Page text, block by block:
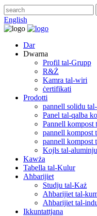
English
Dar
Dwarna
Profil tal-Grupp
R&Ż
Kamra tal-wiri
ċertifikati
Prodotti
pannell solidu
Panel tal-qalba
Pannell kompost
pannell kompost
pannell kompost
Kojls tal-aluminju
Kawża
Tabella tal-Kulur
Aħbarijiet
Studju tal-Każ
Aħbarijiet tal-
Aħbarijiet tal-
Ikkuntattjana